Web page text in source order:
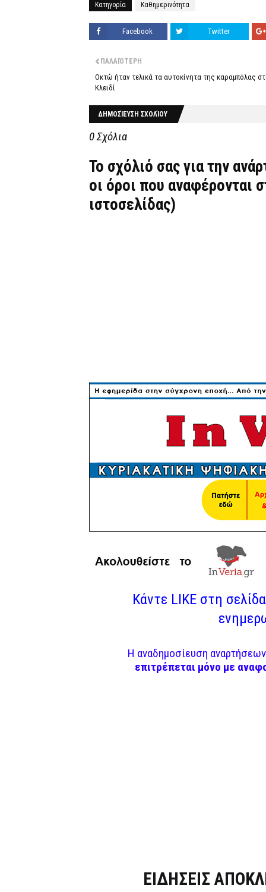
Κατηγορία Καθημερινότητα
Facebook Twitter
ΠΑΛΑΙΌΤΕΡΗ
Οκτώ ήταν τελικά τα αυτοκίνητα της καραμπόλας
Κλειδί
ΔΗΜΟΣΊΕΥΣΗ ΣΧΟΛΊΟΥ
0 Σχόλια
Το σχόλιό σας για την
οι όροι που αναφέρονται
ιστοσελίδας)
Κάντε LIKE στη
Η αναδημοσίευση
επιτρέπεται μόνο με
ΕΙΔΗΣΕΙΣ